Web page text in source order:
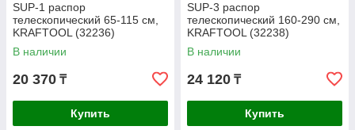
SUP-1 распор
телескопический 65-115 см,
KRAFTOOL (32236)
В наличии
20 370 ₸
Купить
SUP-3 распор
телескопический 160-290 см,
KRAFTOOL (32238)
В наличии
24 120 ₸
Купить